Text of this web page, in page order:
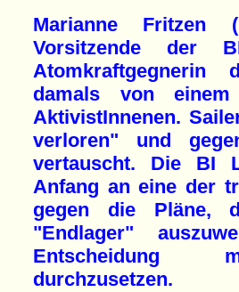
Marianne Fritzen
Vorsitzende der
damals von
AktivistInnenen.
verloren" und
vertauscht. Die BI
Anfang an eine der
gegen die Pläne,
"Endlager"
Entscheidung
durchzusetzen.